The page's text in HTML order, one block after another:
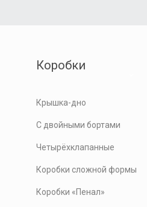
Коробки
Крышка-дно
С двойными бортами
Четырёхклапанные
Коробки сложной формы
Коробки «Пенал»